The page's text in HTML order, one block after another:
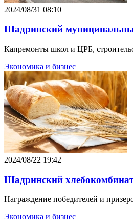
2024/08/31 08:10
Шадринский
Капремонты школ и ЦРБ,
Экономика и бизнес
2024/08/22 19:42
Шадринский
Награждение победителей и
Экономика и бизнес